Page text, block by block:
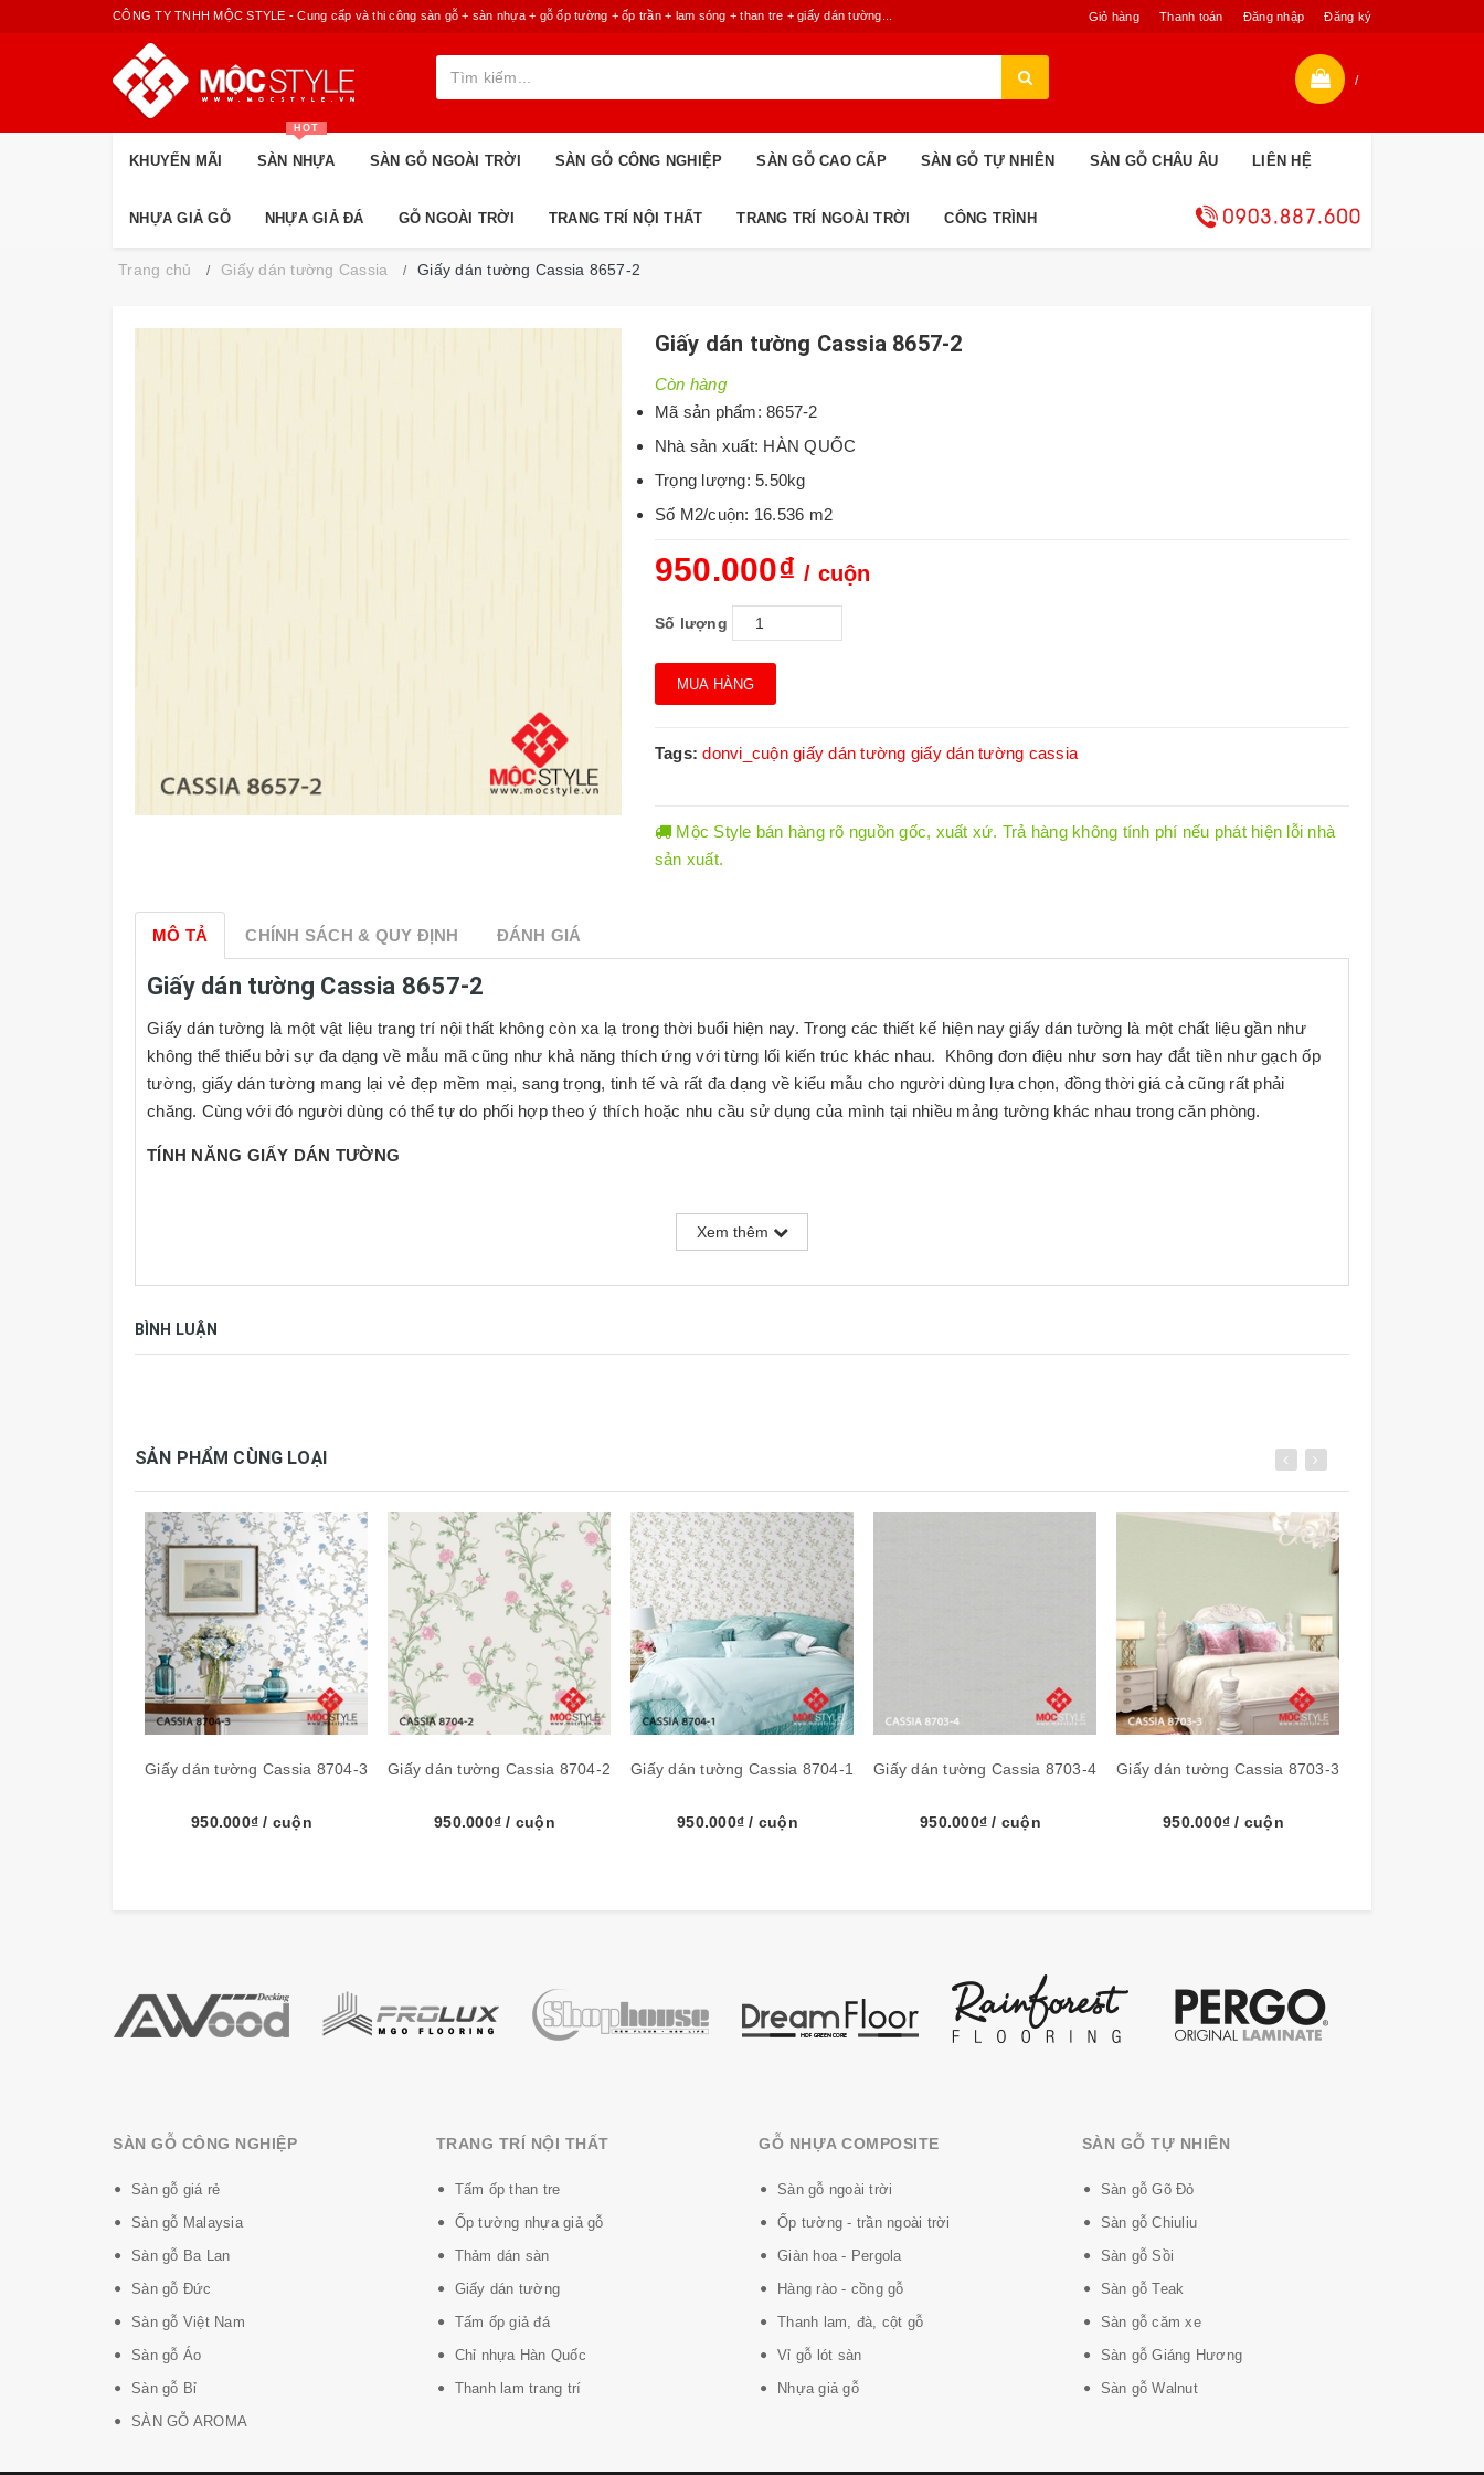
Giỏ hàng Thanh toán Đăng nhập Đăng ký
CÔNG TY TNHH MỘC STYLE - Cung cấp và thi công sàn gỗ + sàn nhựa + gỗ ốp tường + ốp trần + lam sóng + than tre + giấy dán tường...
/
KHUYẾN MÃI SÀN NHỰA
HOT
SÀN GỖ NGOÀI TRỜI SÀN GỖ CÔNG NGHIỆP SÀN GỖ CAO CẤP SÀN GỖ TỰ NHIÊN SÀN GỖ CHÂU ÂU LIÊN HỆ
NHỰA GIẢ GỖ NHỰA GIẢ ĐÁ GỖ NGOÀI TRỜI TRANG TRÍ NỘI THẤT TRANG TRÍ NGOÀI TRỜI CÔNG TRÌNH
Trang chủ Giấy dán tường Cassia Giấy dán tường Cassia 8657-2
Giấy dán tường Cassia 8657-2
Còn hàng
Mã sản phẩm: 8657-2
Nhà sản xuất: HÀN QUỐC
Trọng lượng: 5.50kg
Số M2/cuộn: 16.536 m2
950.000₫/ cuộn
Số lượng
MUA HÀNG
Tags:donvi_cuộn giấy dán tường giấy dán tường cassia
Mộc Style bán hàng rõ nguồn gốc, xuất xứ. Trả hàng không tính phí nếu phát hiện lỗi nhà
sản xuất.
MÔ TẢ CHÍNH SÁCH & QUY ĐỊNH ĐÁNH GIÁ
Giấy dán tường Cassia 8657-2
Giấy dán tường là một vật liệu trang trí nội thất không còn xa lạ trong thời buổi hiện nay. Trong các thiết kế hiện nay giấy dán tường là một chất liệu gần như
không thể thiếu bởi sự đa dạng về mẫu mã cũng như khả năng thích ứng với từng lối kiến trúc khác nhau. Không đơn điệu như sơn hay đắt tiền như gạch ốp
tường, giấy dán tường mang lại vẻ đẹp mềm mại, sang trọng, tinh tế và rất đa dạng về kiểu mẫu cho người dùng lựa chọn, đồng thời giá cả cũng rất phải
chăng. Cùng với đó người dùng có thể tự do phối hợp theo ý thích hoặc nhu cầu sử dụng của mình tại nhiều mảng tường khác nhau trong căn phòng.
TÍNH NĂNG GIẤY DÁN TƯỜNG
-Peelable:Giấy 2 lớp.
-Straight-Match:
Xem thêm
BÌNH LUẬN
SẢN PHẨM CÙNG LOẠI
Giấy dán tường Cassia 8704-3
950.000₫/ cuộn
Giấy dán tường Cassia 8704-2
950.000₫/ cuộn
Giấy dán tường Cassia 8704-1
950.000₫/ cuộn
Giấy dán tường Cassia 8703-4
950.000₫/ cuộn
Giấy dán tường Cassia 8703-3
950.000₫/ cuộn
SÀN GỖ CÔNG NGHIỆP
Sàn gỗ giá rẻ
Sàn gỗ Malaysia
Sàn gỗ Ba Lan
Sàn gỗ Đức
Sàn gỗ Việt Nam
Sàn gỗ Áo
Sàn gỗ Bỉ
SÀN GỖ AROMA
TRANG TRÍ NỘI THẤT
Tấm ốp than tre
Ốp tường nhựa giả gỗ
Thảm dán sàn
Giấy dán tường
Tấm ốp giả đá
Chỉ nhựa Hàn Quốc
Thanh lam trang trí
GỖ NHỰA COMPOSITE
Sàn gỗ ngoài trời
Ốp tường - trần ngoài trời
Giàn hoa - Pergola
Hàng rào - cồng gỗ
Thanh lam, đà, cột gỗ
Vỉ gỗ lót sàn
Nhựa giả gỗ
SÀN GỖ TỰ NHIÊN
Sàn gỗ Gõ Đỏ
Sàn gỗ Chiuliu
Sàn gỗ Sồi
Sàn gỗ Teak
Sàn gỗ căm xe
Sàn gỗ Giáng Hương
Sàn gỗ Walnut